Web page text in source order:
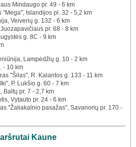
Mindaugo pr. 49 - 6 km
"Mega", Islandijos pl. 32 - 5,2 km
Veiverių g. 132 - 6 km
Juozapavičiaus pr. 68 - 8 km
g. 8C - 9 km
Lampėdžių g. 10 - 2 km
- 10 km
"Šilas", R. Kalantos g. 133 - 11 km
P. Lukšio g. 60 - 7 km
Baltų pr. 7 - 2,7 km
Vytauto pr. 24 - 6 km
"Žaliakalnio pasažas", Savanorių pr. 170 -
Kaune